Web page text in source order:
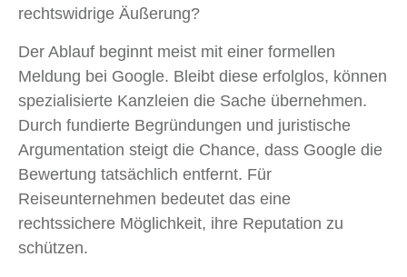
rechtswidrige Äußerung?
Der Ablauf beginnt meist mit einer formellen
Meldung bei Google. Bleibt diese erfolglos, können
spezialisierte Kanzleien die Sache übernehmen.
Durch fundierte Begründungen und juristische
Argumentation steigt die Chance, dass Google die
Bewertung tatsächlich entfernt. Für
Reiseunternehmen bedeutet das eine
rechtssichere Möglichkeit, ihre Reputation zu
schützen.